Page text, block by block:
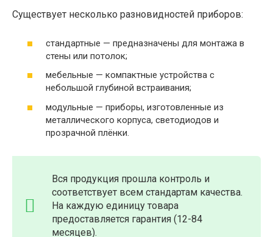
Существует несколько разновидностей приборов:
стандартные — предназначены для монтажа в
стены или потолок;
мебельные — компактные устройства с
небольшой глубиной встраивания;
модульные — приборы, изготовленные из
металлического корпуса, светодиодов и
прозрачной плёнки.
Вся продукция прошла контроль и
соответствует всем стандартам качества.
На каждую единицу товара
предоставляется гарантия (12-84
месяцев).